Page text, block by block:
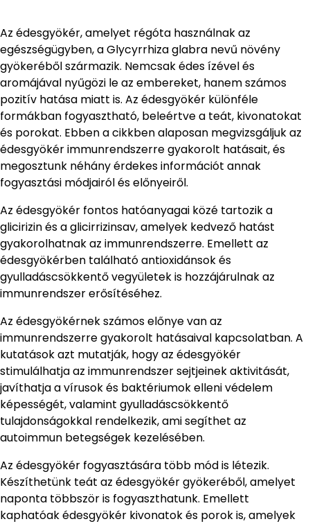
Az édesgyökér, amelyet régóta használnak az
egészségügyben, a Glycyrrhiza glabra nevű növény
gyökeréből származik. Nemcsak édes ízével és
aromájával nyűgözi le az embereket, hanem számos
pozitív hatása miatt is. Az édesgyökér különféle
formákban fogyasztható, beleértve a teát, kivonatokat
és porokat. Ebben a cikkben alaposan megvizsgáljuk az
édesgyökér immunrendszerre gyakorolt hatásait, és
megosztunk néhány érdekes információt annak
fogyasztási módjairól és előnyeiről.
Az édesgyökér fontos hatóanyagai közé tartozik a
glicirizin és a glicirrizinsav, amelyek kedvező hatást
gyakorolhatnak az immunrendszerre. Emellett az
édesgyökérben található antioxidánsok és
gyulladáscsökkentő vegyületek is hozzájárulnak az
immunrendszer erősítéséhez.
Az édesgyökérnek számos előnye van az
immunrendszerre gyakorolt hatásaival kapcsolatban. A
kutatások azt mutatják, hogy az édesgyökér
stimulálhatja az immunrendszer sejtjeinek aktivitását,
javíthatja a vírusok és baktériumok elleni védelem
képességét, valamint gyulladáscsökkentő
tulajdonságokkal rendelkezik, ami segíthet az
autoimmun betegségek kezelésében.
Az édesgyökér fogyasztására több mód is létezik.
Készíthetünk teát az édesgyökér gyökeréből, amelyet
naponta többször is fogyaszthatunk. Emellett
kaphatóak édesgyökér kivonatok és porok is, amelyek